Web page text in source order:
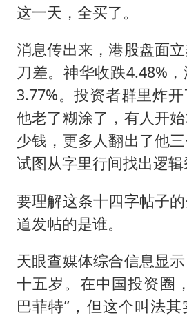
这一天，全买了。
消息传出来，港股盘面
刀差。神华收跌4.48%
3.77%。投资者群里炸
他老了糊涂了，有人开
少钱，更多人翻出了他
试图从字里行间找出逻辑
要理解这条十四字帖子
道发帖的是谁。
天眼查媒体综合信息显示
十五岁。在中国投资圈
巴菲特”，但这个叫法